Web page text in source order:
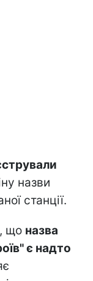
назви
станції.
що назва
є надто